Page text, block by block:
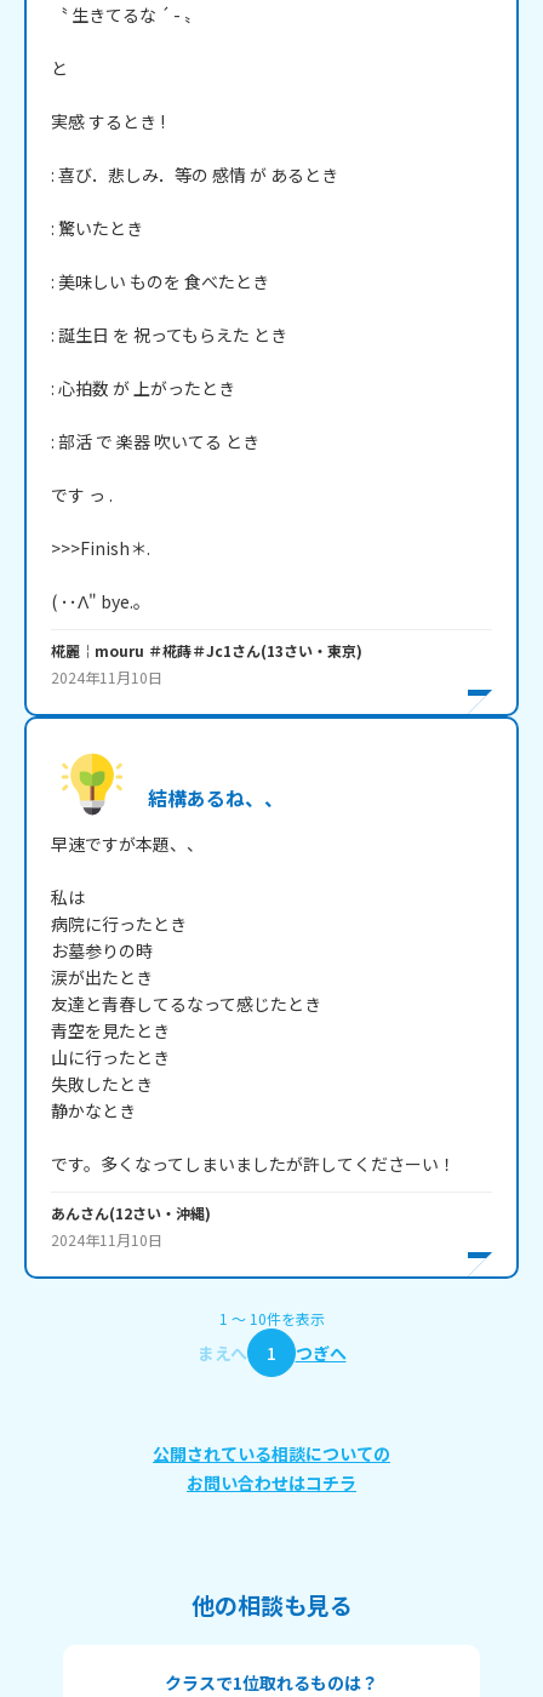
〝 生きてるな ´ - 〟
と
実感 するとき !
: 喜び．悲しみ．等の 感情 が あるとき
: 驚いたとき
: 美味しい ものを 食べたとき
: 誕生日 を 祝ってもらえた とき
: 心拍数 が 上がったとき
: 部活 で 楽器 吹いてる とき
です っ .
>>>Finish＊.
( ･･Λ" bye.。
椛麗￤mouru ＃椛蒔＃Jc1さん(13さい・ 東京)
2024年11月10日
結構あるね、、
早速ですが本題、、
私は
病院に行ったとき
お墓参りの時
涙が出たとき
友達と青春してるなって感じたとき
青空を見たとき
山に行ったとき
失敗したとき
静かなとき
です。多くなってしまいましたが許してくださーい！
あんさん(12さい・ 沖縄)
2024年11月10日
1 〜 10件を表示
まえへ 1 つぎへ
公開されている相談についての
お問い合わせはコチラ
他の相談も見る
クラスで1位取れるものは？